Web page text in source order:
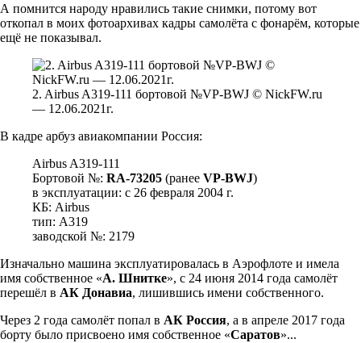
А помнится народу нравились такие снимки, потому вот
откопал в моих фотоархивах кадры самолёта с фонарём, которые
ещё не показывал.
2. Airbus A319-111 бортовой №VP-BWJ © NickFW.ru
— 12.06.2021г.
В кадре арбуз авиакомпании Россия:
Airbus A319-111
Бортовой №: RA-73205 (ранее VP-BWJ)
в эксплуатации: с 26 февраля 2004 г.
КБ: Airbus
тип: A319
заводской №: 2179
Изначально машина эксплуатировалась в Аэрофлоте и имела
имя собственное «А. Шнитке», с 24 июня 2014 года самолёт
перешёл в АК Донавиа, лишившись имени собственного.
Через 2 года самолёт попал в АК Россия, а в апреле 2017 года
борту было присвоено имя собственное «Саратов»...